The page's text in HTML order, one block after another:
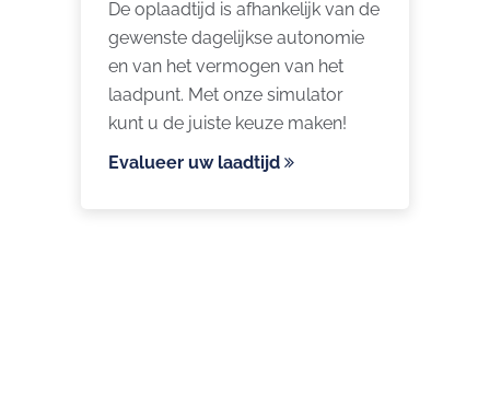
De oplaadtijd is afhankelijk van de
gewenste dagelijkse autonomie
en van het vermogen van het
laadpunt. Met onze simulator
kunt u de juiste keuze maken!
Evalueer uw laadtijd